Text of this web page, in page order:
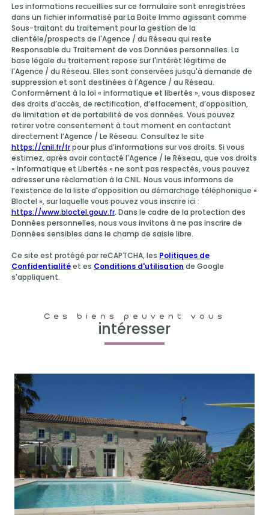
Les informations recueillies sur ce formulaire sont enregistrées
dans un fichier informatisé par La Boite Immo agissant comme
Sous-traitant du traitement pour la gestion de la
clientèle/prospects de l'Agence / du Réseau qui reste
Responsable du Traitement de vos Données personnelles. La
base légale du traitement repose sur l'intérêt légitime de
l'Agence / du Réseau. Elles sont conservées jusqu'à demande de
suppression et sont destinées à l'Agence / au Réseau.
Conformément à la loi « informatique et libertés », vous disposez
des droits d’accès, de rectification, d’effacement, d’opposition,
de limitation et de portabilité de vos données. Vous pouvez
retirer votre consentement à tout moment en contactant
directement l’Agence / Le Réseau. Consultez le site
https://cnil.fr/frpour plus d’informations sur vos droits. Si vous
estimez, après avoir contacté l'Agence / le Réseau, que vos droits
« Informatique et Libertés » ne sont pas respectés, vous pouvez
adresser une réclamation à la CNIL. Nous vous informons de
l’existence de la liste d'opposition au démarchage téléphonique «
Bloctel », sur laquelle vous pouvez vous inscrire ici :
https://www.bloctel.gouv.fr. Dans le cadre de la protection des
Données personnelles, nous vous invitons à ne pas inscrire de
Données sensibles dans le champ de saisie libre.
Ce site est protégé par reCAPTCHA, les Politiques de
Confidentialitéet es Conditions d'utilisation de Google
s'appliquent.
Ces biens peuvent vous
intéresser
voir le bien